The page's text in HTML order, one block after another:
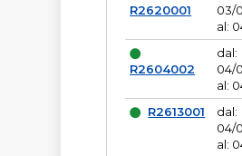
R2620001
03/
al:
R2604002
dal:
04/
al:
R2613001
dal:
04/
al: